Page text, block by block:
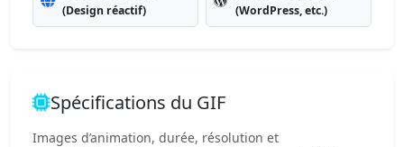
(Design réactif) (WordPress, etc.)
Spécifications du GIF
Images d’animation, durée, résolution et